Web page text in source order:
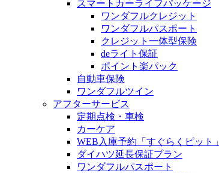
スマートカーライフパッケージ
ワンダフルクレジット
ワンダフルパスポート
クレジット一体型保険
deライト保証
ポイント楽パック
自動車保険
ワンダフルツイン
アフターサービス
定期点検・車検
カーケア
WEB入庫予約「すぐらくピット」
ダイハツ延長保証プラン
ワンダフルパスポート